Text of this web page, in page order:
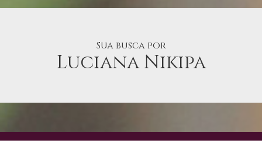
Sua busca por
Luciana Nikipa